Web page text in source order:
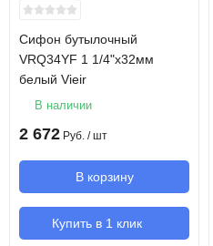
Сифон бутылочный
VRQ34YF 1 1/4"х32мм
белый Vieir
В наличии
2 672 Руб. / шт
В корзину
Купить в 1 клик